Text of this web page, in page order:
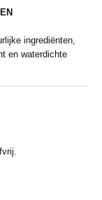
ingrediënten,
en waterdichte